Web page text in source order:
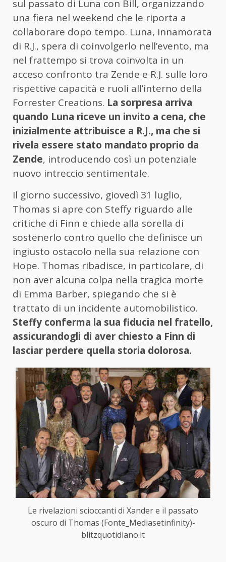
sul passato di Luna con Bill, organizzando
una fiera nel weekend che le riporta a
collaborare dopo tempo. Luna, innamorata
di R.J., spera di coinvolgerlo nell’evento, ma
nel frattempo si trova coinvolta in un
acceso confronto tra Zende e R.J. sulle loro
rispettive capacità e ruoli all’interno della
Forrester Creations. La sorpresa arriva
quando Luna riceve un invito a cena, che
inizialmente attribuisce a R.J., ma che si
rivela essere stato mandato proprio da
Zende, introducendo così un potenziale
nuovo intreccio sentimentale.
Il giorno successivo, giovedì 31 luglio,
Thomas si apre con Steffy riguardo alle
critiche di Finn e chiede alla sorella di
sostenerlo contro quello che definisce un
ingiusto ostacolo nella sua relazione con
Hope. Thomas ribadisce, in particolare, di
non aver alcuna colpa nella tragica morte
di Emma Barber, spiegando che si è
trattato di un incidente automobilistico.
Steffy conferma la sua fiducia nel fratello,
assicurandogli di aver chiesto a Finn di
lasciar perdere quella storia dolorosa.
Le rivelazioni scioccanti di Xander e il passato
oscuro di Thomas (Fonte_Mediasetinfinity)-
blitzquotidiano.it